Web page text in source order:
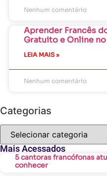
Nenhum comentário
Aprender Francês
Gratuito e Online no
LEIA MAIS »
Nenhum comentário
Categorias
Mais Acessados
5 cantoras francófonas
conhecer